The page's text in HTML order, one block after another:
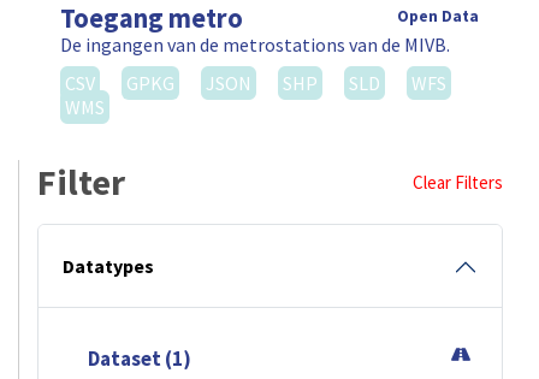
Toegang metro Open Data
De ingangen van de metrostations van de MIVB.
CSV
GPKG JSON SHP SLD
WFS
WMS
Filter Clear Filters
Datatypes
Dataset (1)